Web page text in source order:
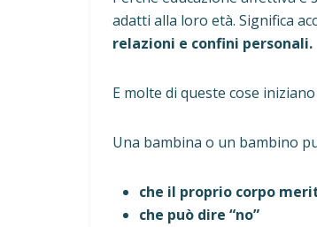
adatti alla loro età. Significa
relazioni e confini personali.
E molte di queste cose
Una bambina o un bambino
che il proprio corpo
che può dire “no”